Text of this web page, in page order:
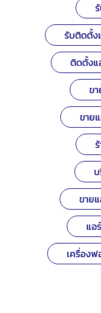
รับติดตั้ง
ติดตั้งแ
ข
ขาย
ขาย
แอ
เครื่อง